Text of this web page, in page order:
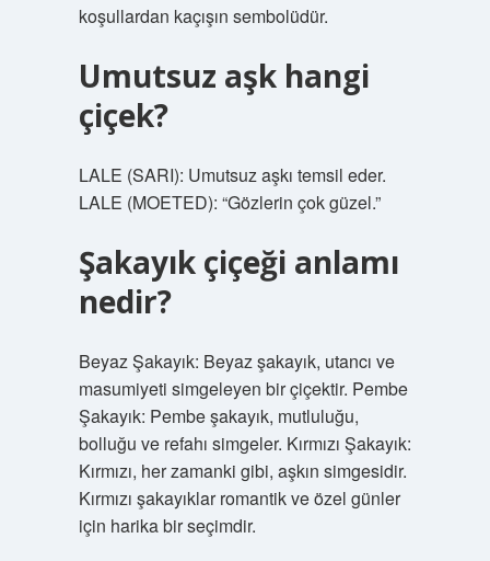
koşullardan kaçışın sembolüdür.
Umutsuz aşk hangi
çiçek?
LALE (SARI): Umutsuz aşkı temsil eder.
LALE (MOETED): “Gözlerin çok güzel.”
Şakayık çiçeği anlamı
nedir?
Beyaz Şakayık: Beyaz şakayık, utancı ve
masumiyeti simgeleyen bir çiçektir. Pembe
Şakayık: Pembe şakayık, mutluluğu,
bolluğu ve refahı simgeler. Kırmızı Şakayık:
Kırmızı, her zamanki gibi, aşkın simgesidir.
Kırmızı şakayıklar romantik ve özel günler
için harika bir seçimdir.